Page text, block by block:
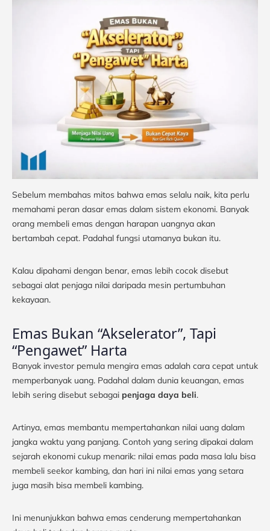
Sebelum membahas mitos bahwa emas selalu naik, kita perlu
memahami peran dasar emas dalam sistem ekonomi. Banyak
orang membeli emas dengan harapan uangnya akan
bertambah cepat. Padahal fungsi utamanya bukan itu.
Kalau dipahami dengan benar, emas lebih cocok disebut
sebagai alat penjaga nilai daripada mesin pertumbuhan
kekayaan.
Emas Bukan “Akselerator”, Tapi
“Pengawet” Harta
Banyak investor pemula mengira emas adalah cara cepat untuk
memperbanyak uang. Padahal dalam dunia keuangan, emas
lebih sering disebut sebagai penjaga daya beli.
Artinya, emas membantu mempertahankan nilai uang dalam
jangka waktu yang panjang. Contoh yang sering dipakai dalam
sejarah ekonomi cukup menarik: nilai emas pada masa lalu bisa
membeli seekor kambing, dan hari ini nilai emas yang setara
juga masih bisa membeli kambing.
Ini menunjukkan bahwa emas cenderung mempertahankan